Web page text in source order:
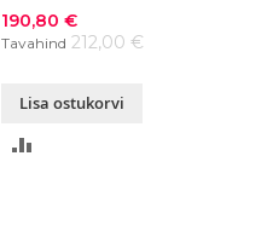
Soodushind
190,80 €
Tavahind 212,00 €
Lisa ostukorvi